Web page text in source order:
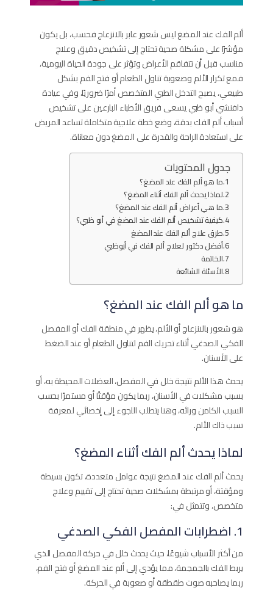
ألم الفك عند المضغ ليس شعور عابر بالانزعاج فحسب، بل يكون
مؤشرًا على مشكلة صحية تحتاج إلى تشخيص دقيق وعلاج
مناسب قبل أن تتفاقم الأعراض وتؤثر على جودة الحياة اليومية،
فمع تكرار الألم وصعوبة تناول الطعام أو فتح الفم بشكل
طبيعي، يصبح التدخل الطبي المتخصص أمرًا ضروريًا، وفي عيادة
دافنشي أبو ظبي يسعى فريق الأطباء البارعين على تشخيص
أسباب ألم الفك بدقة، وضع خطة علاجية متكاملة تساعد المريض
على استعادة الراحة والقدرة على المضغ دون معاناة.
جدول المحتويات
ما هو ألم الفك عند المضغ؟
لماذا يحدث ألم الفك أثناء المضغ؟
ما هي أعراض ألم الفك عند المضغ؟
كيفية تشخيص ألم الفك عند المضغ في أبو ظبي؟
طرق علاج ألم الفك عند المضغ
أفضل دكتور لعلاج ألم الفك في أبوظبي
الخاتمة
الأسئلة الشائعة
ما هو ألم الفك عند المضغ؟
هو شعور بالانزعاج أو الألم، يظهر في منطقة الفك أو المفصل
الفكي الصدغي أثناء تحريك الفم لتناول الطعام أو عند الضغط
على الأسنان.
يحدث هذا الألم نتيجة خلل في المفصل، العضلات المحيطة به، أو
بسبب مشكلات في الأسنان، ربما يكون مؤقتًا أو مستمرًا بحسب
السبب الكامن ورائه، وهنا يتطلب اللجوء إلى إخصائي لمعرفة
سبب ذاك الألم.
لماذا يحدث ألم الفك أثناء المضغ؟
يحدث ألم الفك عند المضغ نتيجة عوامل متعددة، تكون بسيطة
ومؤقتة، أو مرتبطة بمشكلات صحية تحتاج إلى تقييم وعلاج
متخصص، وتتمثل في:
1. اضطرابات المفصل الفكي الصدغي
من أكثر الأسباب شيوعًا، حيث يحدث خلل في حركة المفصل الذي
يربط الفك بالجمجمة، مما يؤدي إلى ألم عند المضغ أو فتح الفم،
ربما يصاحبه صوت طقطقة أو صعوبة في الحركة.